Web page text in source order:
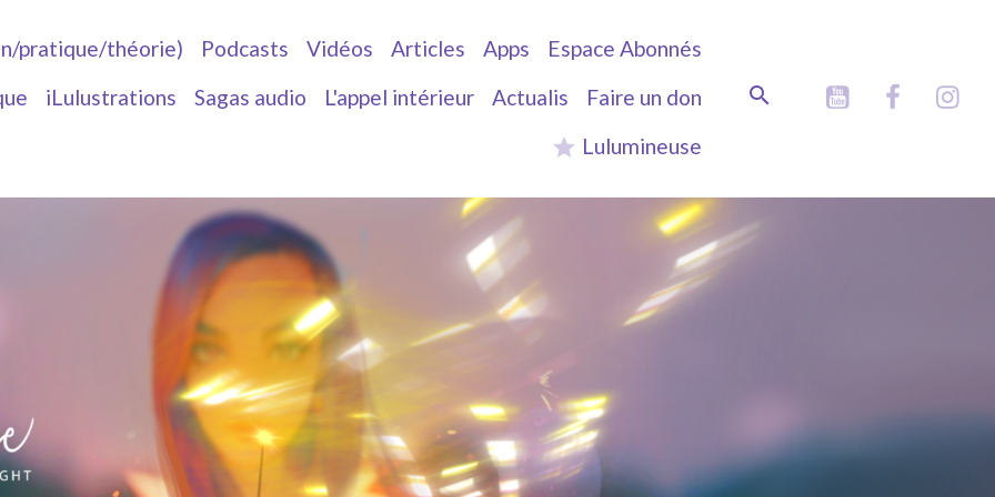
pratique/théorie) Podcasts Vidéos Articles Apps
Espace Abonnés
iLulustrations Sagas audio L'appel intérieur Actualis
Faire un don
Lulumineuse